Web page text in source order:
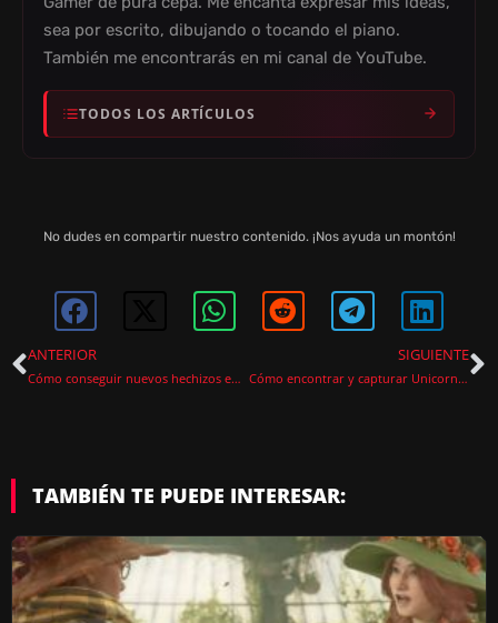
sea por escrito, dibujando o tocando el piano.
También me encontrarás en mi canal de YouTube.
TODOS LOS ARTÍCULOS
No dudes en compartir nuestro contenido. ¡Nos ayuda un montón!
ANTERIOR
Cómo conseguir nuevos hechizos en Hogwarts Legacy
SIGUIENTE
Cómo encontrar y capturar Unicornios en Hogwarts Legacy (Ubicación y Cría)
TAMBIÉN TE PUEDE INTERESAR: